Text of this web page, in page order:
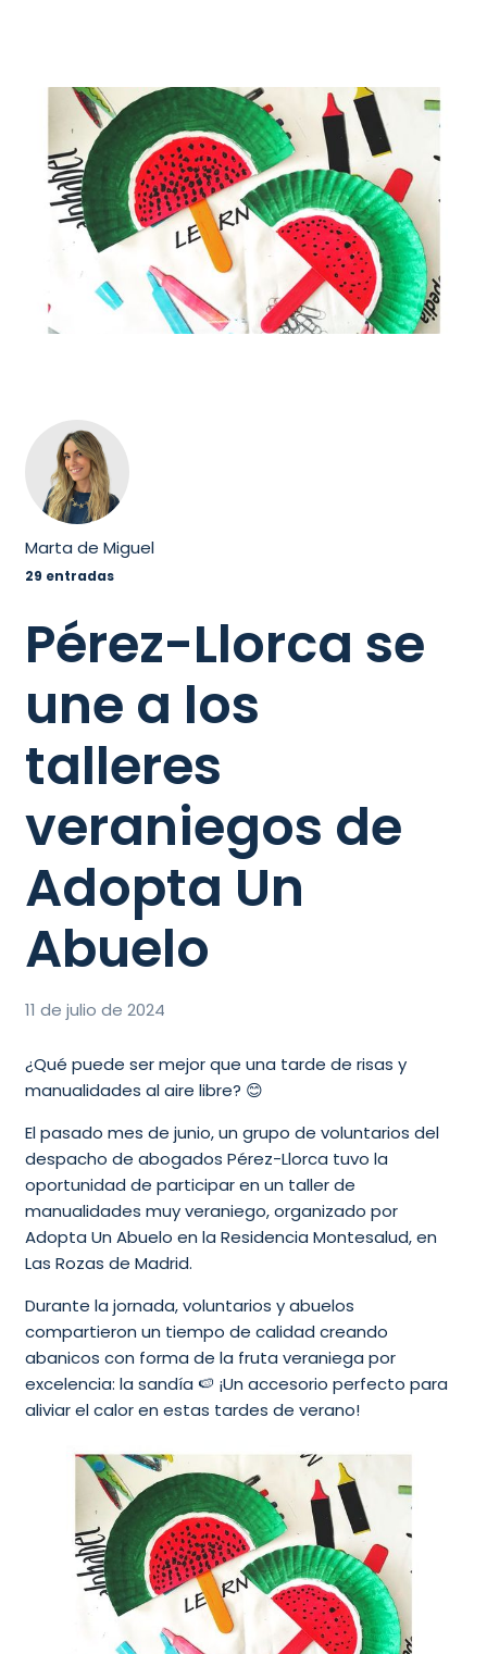
Marta de Miguel
29 entradas
Pérez-Llorca se
une a los
talleres
veraniegos de
Adopta Un
Abuelo
11 de julio de 2024
¿Qué puede ser mejor que una tarde de risas y
manualidades al aire libre? 😊
El pasado mes de junio, un grupo de voluntarios del
despacho de abogados Pérez-Llorca tuvo la
oportunidad de participar en un taller de
manualidades muy veraniego, organizado por
Adopta Un Abuelo en la Residencia Montesalud, en
Las Rozas de Madrid.
Durante la jornada, voluntarios y abuelos
compartieron un tiempo de calidad creando
abanicos con forma de la fruta veraniega por
excelencia: la sandía 🍉 ¡Un accesorio perfecto para
aliviar el calor en estas tardes de verano!